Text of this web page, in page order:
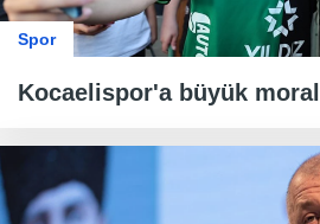
Spor
Kocaelispor'a büyük moral